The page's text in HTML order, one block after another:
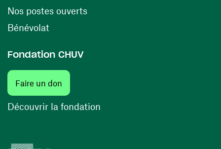
Nos postes ouverts(ouvre une nouvelle fenêtre)
Bénévolat
Fondation CHUV
Faire un don
Découvrir la fondation